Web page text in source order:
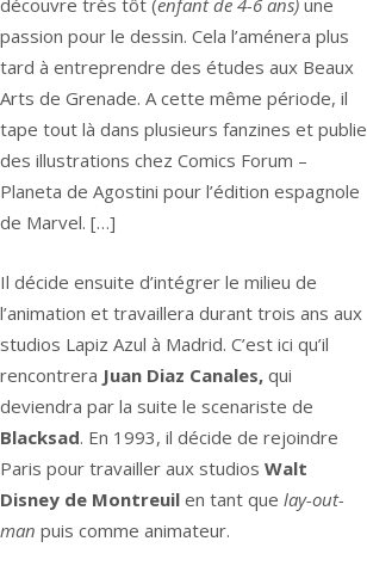
passion pour le dessin. Cela l’aménera plus
tard à entreprendre des études aux Beaux
Arts de Grenade. A cette même période, il
tape tout là dans plusieurs fanzines et publie
des illustrations chez Comics Forum –
Planeta de Agostini pour l’édition espagnole
de Marvel. […]
Il décide ensuite d’intégrer le milieu de
l’animation et travaillera durant trois ans aux
studios Lapiz Azul à Madrid. C’est ici qu’il
rencontrera Juan Diaz Canales, qui
deviendra par la suite le scenariste de
Blacksad. En 1993, il décide de rejoindre
Paris pour travailler aux studios Walt
Disney de Montreuil en tant que lay-out-
man puis comme animateur.